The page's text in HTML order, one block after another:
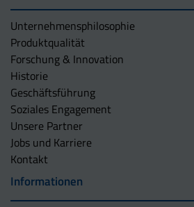
Unternehmens­philosophie
Produktqualität
Forschung & Innovation
Historie
Geschäftsführung
Soziales Engagement
Unsere Partner
Jobs und Karriere
Kontakt
Informationen